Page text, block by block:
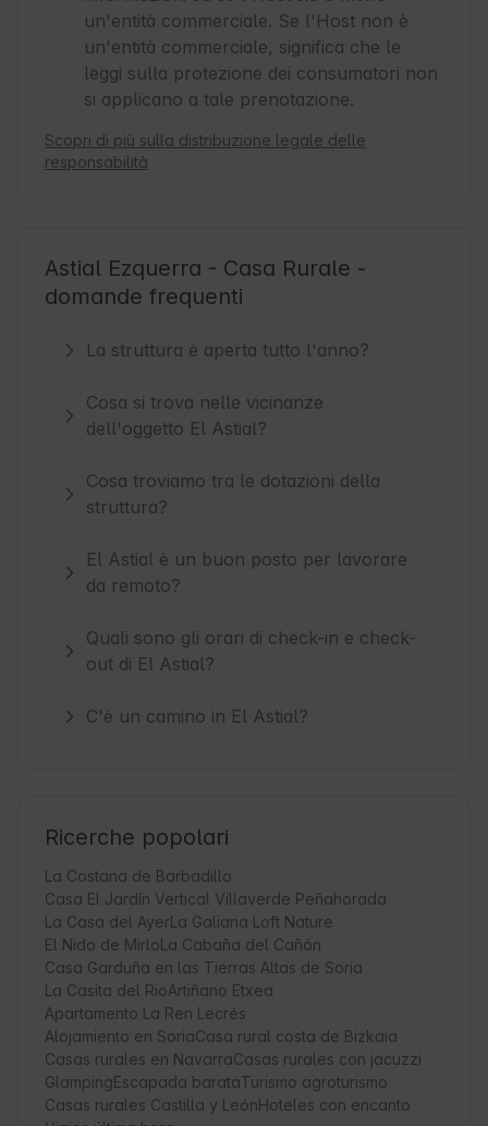
un'entità commerciale. Se l'Host non è
un'entità commerciale, significa che le
leggi sulla protezione dei consumatori non
si applicano a tale prenotazione.
Scopri di più sulla distribuzione legale delle
responsabilità
Astial Ezquerra - Casa Rurale -
domande frequenti
La struttura è aperta tutto l'anno?
Cosa si trova nelle vicinanze
dell'oggetto El Astial?
Cosa troviamo tra le dotazioni della
struttura?
El Astial è un buon posto per lavorare
da remoto?
Quali sono gli orari di check-in e check-
out di El Astial?
C'è un camino in El Astial?
Ricerche popolari
La Costana de Barbadillo
Casa El Jardín Vertical Villaverde Peñahorada
La Casa del AyerLa Galiana Loft Nature
El Nido de MirloLa Cabaña del Cañón
Casa Garduña en las Tierras Altas de Soria
La Casita del RioArtiñano Etxea
Apartamento La Ren Lecrés
Alojamiento en SoriaCasa rural costa de Bizkaia
Casas rurales en NavarraCasas rurales con jacuzzi
GlampingEscapada barataTurismo agroturismo
Casas rurales Castilla y LeónHoteles con encanto